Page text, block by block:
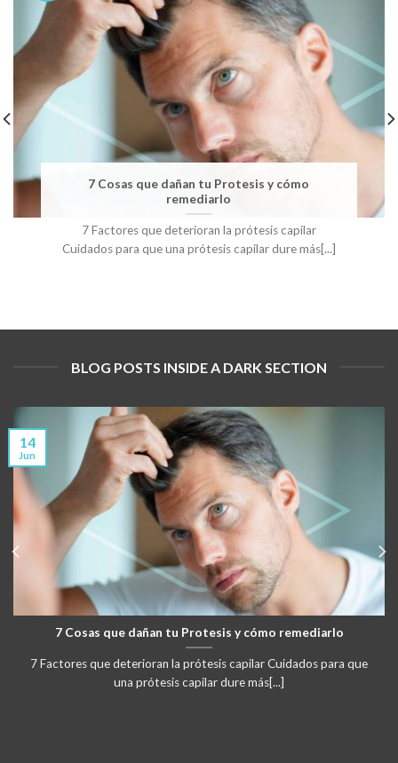
7 Cosas que dañan tu Protesis y cómo
remediarlo
7 Factores que deterioran la prótesis capilar
Cuidados para que una prótesis capilar dure más[...]
BLOG POSTS INSIDE A DARK SECTION
7 Cosas que dañan tu Protesis y cómo remediarlo
7 Factores que deterioran la prótesis capilar Cuidados para que
una prótesis capilar dure más[...]
14
Jun